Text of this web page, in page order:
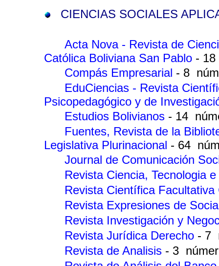
CIENCIAS SOCIALES
Acta Nova - Revista de
Católica Boliviana San Pablo -
Compás Empresarial - 8
EduCiencias - Revista
Psicopedagógico y de
Estudios Bolivianos - 14
Fuentes, Revista de la
Legislativa Plurinacional - 64
Journal de Comunicación
Revista Ciencia, Tecnologia
Revista Científica
Revista Expresiones de
Revista Investigación y
Revista Jurídica Derecho - 7
Revista de Analisis - 3